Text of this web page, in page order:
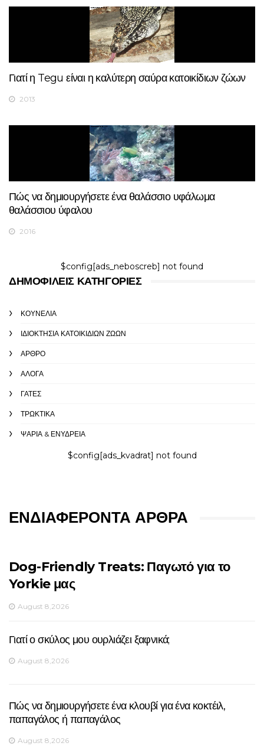
Γιατί η Tegu είναι η καλύτερη σαύρα κατοικίδιων ζώων
2013
Πώς να δημιουργήσετε ένα θαλάσσιο υφάλωμα
θαλάσσιου ύφαλου
2016
$config[ads_neboscreb] not found
ΔΗΜΟΦΙΛΕΊΣ ΚΑΤΗΓΟΡΊΕΣ
ΚΟΥΝΈΛΙΑ
ΙΔΙΟΚΤΗΣΊΑ ΚΑΤΟΙΚΊΔΙΩΝ ΖΏΩΝ
ΆΡΘΡΟ
ΑΛΟΓΑ
ΓΆΤΕΣ
ΤΡΩΚΤΙΚΆ
ΨΆΡΙΑ & ΕΝΥΔΡΕΊΑ
$config[ads_kvadrat] not found
ΕΝΔΙΑΦΈΡΟΝΤΑ ΆΡΘΡΑ
Dog-Friendly Treats: Παγωτό για το
Yorkie μας
August 8,2026
Γιατί ο σκύλος μου ουρλιάζει ξαφνικά;
August 8,2026
Πώς να δημιουργήσετε ένα κλουβί για ένα κοκτέιλ,
παπαγάλος ή παπαγάλος
August 8,2026